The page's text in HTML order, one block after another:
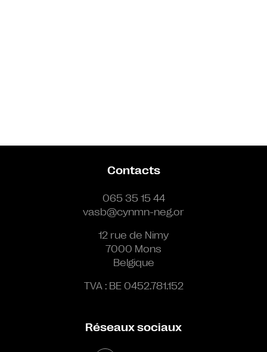
Contacts
065 35 15 44
vasb@cynmn-neg.or
12 rue de Nimy
7000 Mons
Belgique
TVA : BE 0452.781.152
Réseaux sociaux